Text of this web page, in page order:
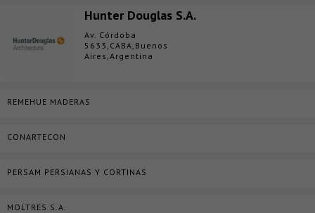
Hunter Douglas S.A.
Av. Córdoba
5633,CABA,Buenos
Aires,Argentina
REMEHUE MADERAS
CONARTECON
PERSAM PERSIANAS Y CORTINAS
MOLTRES S.A.